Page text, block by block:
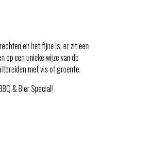
en het fijne is, er zit een
een unieke wijze van de
met vis of groente.
& Bier Special!